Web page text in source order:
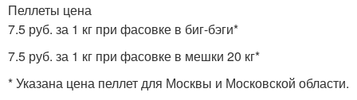
Пеллеты цена
7.5 руб. за 1 кг при фасовке в биг-бэги*
7.5 руб. за 1 кг при фасовке в мешки 20 кг*
* Указана цена пеллет для Москвы и Московской области.